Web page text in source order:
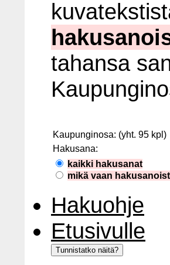
tahansa
Kaupunginosa: (yht. 95 kpl)
Hakusana:
kaikki hakusanat
mikä vaan
Hakuohje
Etusivulle